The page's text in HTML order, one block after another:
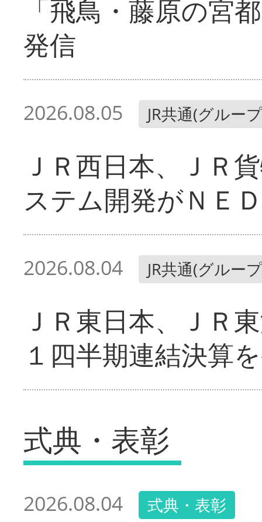
「飛鳥・藤原の宮
発信
2026.08.05 JR共通(グルー
ＪＲ西日本、ＪＲ
ステム開発がＮＥ
2026.08.04 JR共通(グルー
ＪＲ東日本、ＪＲ
１四半期連結決算
式典・表彰
2026.08.04 式典・表彰